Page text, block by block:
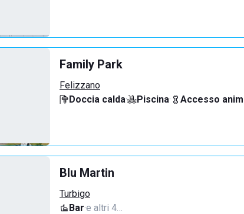
Family Park
Felizzano
Doccia calda· Piscina· Accesso
Blu Martin
Turbigo
Bar·e altri 4…